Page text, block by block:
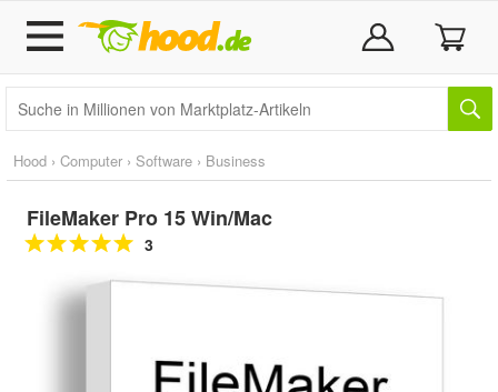
Hood › Computer › Software › Business
FileMaker Pro 15 Win/Mac
3